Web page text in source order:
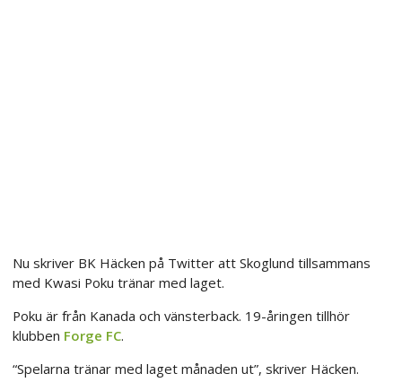
Nu skriver BK Häcken på Twitter att Skoglund tillsammans
med Kwasi Poku tränar med laget.
Poku är från Kanada och vänsterback. 19-åringen tillhör
klubben Forge FC.
“Spelarna tränar med laget månaden ut”, skriver Häcken.